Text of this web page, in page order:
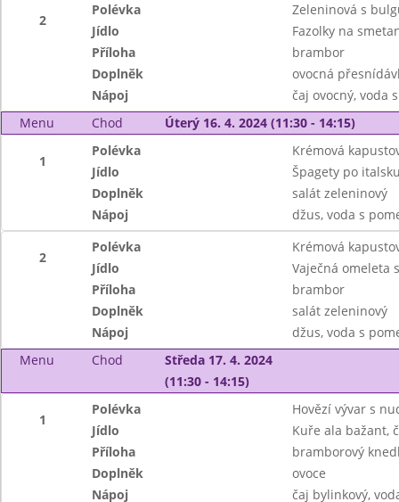
2
Polévka
Zeleninová s
Jídlo
Fazolky na
Příloha
brambor
Doplněk
ovocná
Nápoj
čaj ovocný, voda
Menu
Chod Úterý 16. 4. 2024 (11:30 - 14:15)
1
Polévka
Krémová
Jídlo
Špagety po
Doplněk
salát zeleninový
Nápoj
džus, voda s
2
Polévka
Krémová
Jídlo
Vaječná omeleta
Příloha
brambor
Doplněk
salát zeleninový
Nápoj
džus, voda s
Menu
Chod
Středa 17. 4. 2024
(11:30 - 14:15)
1
Polévka
Hovězí vývar s
Jídlo
Kuře ala bažant,
Příloha
bramborový
Doplněk
ovoce
Nápoj
čaj bylinkový,